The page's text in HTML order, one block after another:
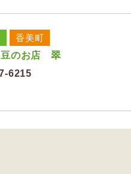
香美町
豆のお店 翠
6215